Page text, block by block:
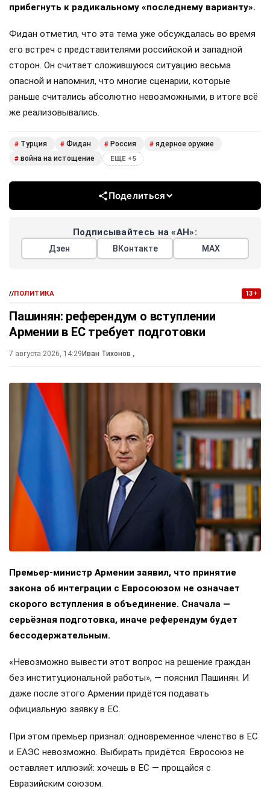
прибегнуть к радикальному «последнему варианту».
Фидан отметил, что эта тема уже обсуждалась во время
его встреч с представителями российской и западной
сторон. Он считает сложившуюся ситуацию весьма
опасной и напомнил, что многие сценарии, которые
раньше считались абсолютно невозможными, в итоге всё
же реализовывались.
# Турция # Фидан # Россия # ядерное оружие
# война на истощение ЕЩЕ +5
Поделиться
Подписывайтесь на «АН»:
Дзен ВКонтакте МАХ
//ПОЛИТИКА 13+
Пашинян: референдум о вступлении
Армении в ЕС требует подготовки
7 августа 2026, 14:29 Иван Тихонов ,
Премьер-министр Армении заявил, что принятие
закона об интеграции с Евросоюзом не означает
скорого вступления в объединение. Сначала —
серьёзная подготовка, иначе референдум будет
бессодержательным.
«Невозможно вывести этот вопрос на решение граждан
без институциональной работы», — пояснил Пашинян. И
даже после этого Армении придётся подавать
официальную заявку в ЕС.
При этом премьер признал: одновременное членство в ЕС
и ЕАЭС невозможно. Выбирать придётся. Евросоюз не
оставляет иллюзий: хочешь в ЕС — прощайся с
Евразийским союзом.